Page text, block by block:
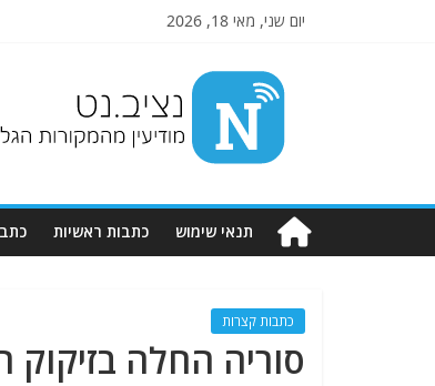
יום שני, מאי 18, 2026
Nziv.net
מודיעין
מהמקורות
תנאי שימוש כתבות ראשיות
כתבות קצרות
סוריה החלה בזיקוק